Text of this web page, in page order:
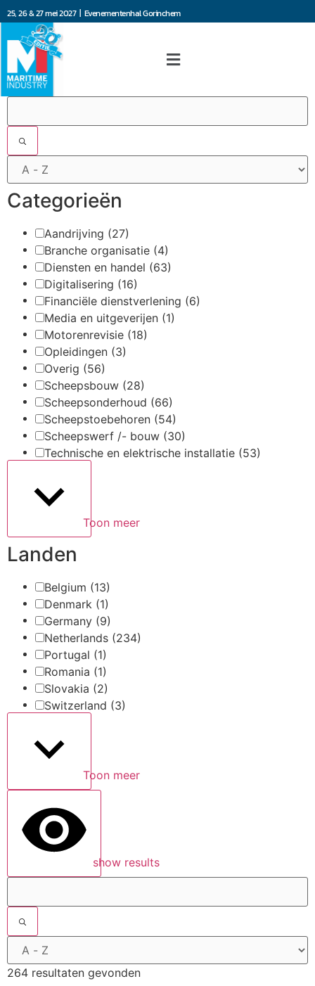
25, 26 & 27 mei 2027 | Evenementenhal Gorinchem
Categorieën
Aandrijving (27)
Branche organisatie (4)
Diensten en handel (63)
Digitalisering (16)
Financiële dienstverlening (6)
Media en uitgeverijen (1)
Motorenrevisie (18)
Opleidingen (3)
Overig (56)
Scheepsbouw (28)
Scheepsonderhoud (66)
Scheepstoebehoren (54)
Scheepswerf /- bouw (30)
Technische en elektrische installatie (53)
Toon meer
Landen
Belgium (13)
Denmark (1)
Germany (9)
Netherlands (234)
Portugal (1)
Romania (1)
Slovakia (2)
Switzerland (3)
Toon meer
show results
264 resultaten gevonden